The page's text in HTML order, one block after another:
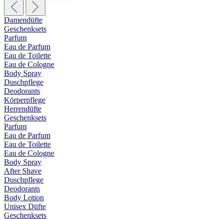
Damendüfte
Geschenksets
Parfum
Eau de Parfum
Eau de Toilette
Eau de Cologne
Body Spray
Duschpflege
Deodorants
Körperpflege
Herrendüfte
Geschenksets
Parfum
Eau de Parfum
Eau de Toilette
Eau de Cologne
Body Spray
After Shave
Duschpflege
Deodorants
Body Lotion
Unisex Düfte
Geschenksets